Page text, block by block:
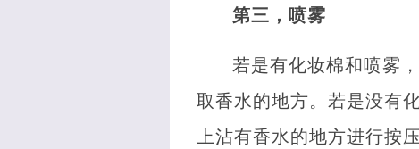
第三，喷雾
若是有化妆棉和喷雾
取香水的地方。若是没有
上沾有香水的地方进行按